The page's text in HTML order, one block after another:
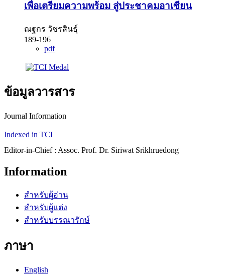
เพื่อเตรียมความพร้อม สู่ประชาคมอาเซียน
ณฐกร วัชรสินธุ์
189-196
pdf
ข้อมูลวารสาร
Journal Information
Indexed in TCI
Editor-in-Chief : Assoc. Prof. Dr. Siriwat Srikhruedong
Information
สำหรับผู้อ่าน
สำหรับผู้แต่ง
สำหรับบรรณารักษ์
ภาษา
English